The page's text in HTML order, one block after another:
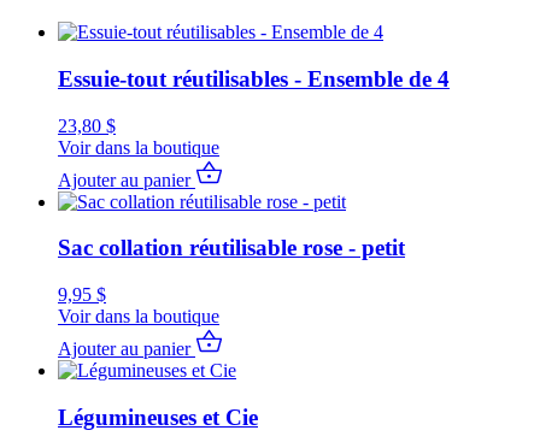
Essuie-tout réutilisables - Ensemble de 4
23,80 $
Voir dans la boutique
Ajouter au panier
Sac collation réutilisable rose - petit
9,95 $
Voir dans la boutique
Ajouter au panier
Légumineuses et Cie